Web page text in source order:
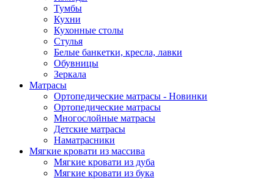
Тумбы
Кухни
Кухонные столы
Стулья
Белые банкетки, кресла, лавки
Обувницы
Зеркала
Матрасы
Ортопедические матрасы - Новинки
Ортопедические матрасы
Многослойные матрасы
Детские матрасы
Наматрасники
Мягкие кровати из массива
Мягкие кровати из дуба
Мягкие кровати из бука